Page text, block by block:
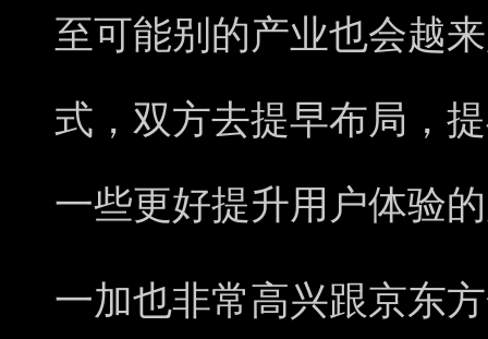
至可能别的产业也会越
式，双方去提早布局，
一些更好提升用户体验
一加也非常高兴跟京东